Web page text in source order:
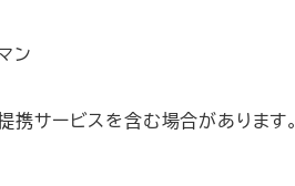
ン
サービスを含む場合があります。